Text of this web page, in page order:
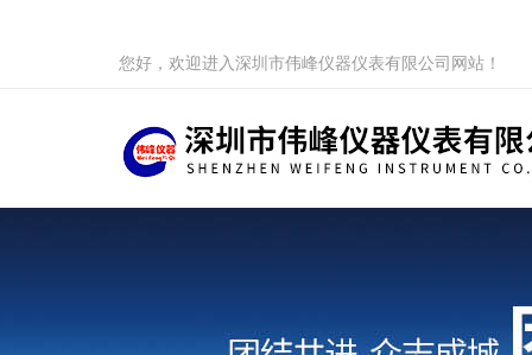
您好，欢迎进入深圳市伟峰仪器仪表有限公司网站！